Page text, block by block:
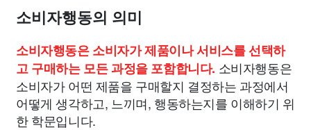
소비자행동의 의미
소비자행동은 소비자가 제품이나 서비스를 선택하
고 구매하는 모든 과정을 포함합니다. 소비자행동은
소비자가 어떤 제품을 구매할지 결정하는 과정에서
어떻게 생각하고, 느끼며, 행동하는지를 이해하기 위
한 학문입니다.